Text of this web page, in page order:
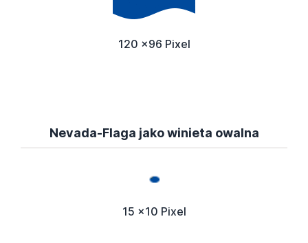
120 x96 Pixel
Nevada-Flaga jako winieta owalna
15 x10 Pixel